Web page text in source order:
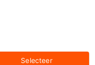
Selecteer